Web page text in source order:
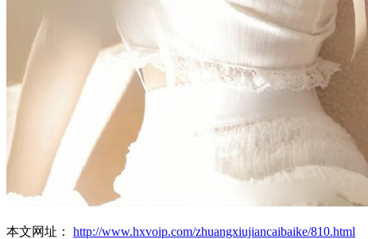
本文网址： http://www.hxvoip.com/zhuangxiujiancaibaike/810.html